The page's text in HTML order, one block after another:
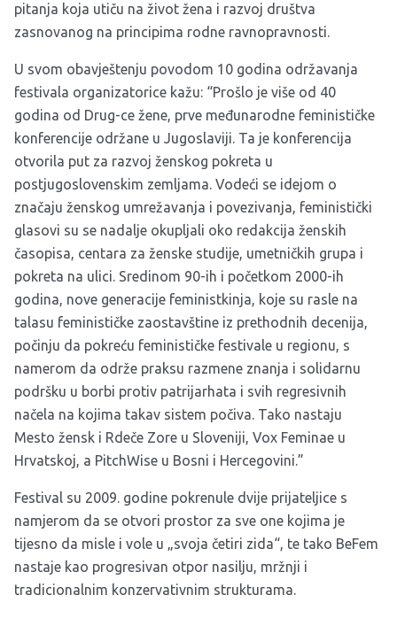
pitanja koja utiču na život žena i razvoj društva
zasnovanog na principima rodne ravnopravnosti.
U svom obavještenju povodom 10 godina održavanja
festivala organizatorice kažu: “Prošlo je više od 40
godina od Drug-ce žene, prve međunarodne feminističke
konferencije održane u Jugoslaviji. Ta je konferencija
otvorila put za razvoj ženskog pokreta u
postjugoslovenskim zemljama. Vodeći se idejom o
značaju ženskog umrežavanja i povezivanja, feministički
glasovi su se nadalje okupljali oko redakcija ženskih
časopisa, centara za ženske studije, umetničkih grupa i
pokreta na ulici. Sredinom 90-ih i početkom 2000-ih
godina, nove generacije feministkinja, koje su rasle na
talasu feminističke zaostavštine iz prethodnih decenija,
počinju da pokreću feminističke festivale u regionu, s
namerom da održe praksu razmene znanja i solidarnu
podršku u borbi protiv patrijarhata i svih regresivnih
načela na kojima takav sistem počiva. Tako nastaju
Mesto žensk i Rdeče Zore u Sloveniji, Vox Feminae u
Hrvatskoj, a PitchWise u Bosni i Hercegovini.”
Festival su 2009. godine pokrenule dvije prijateljice s
namjerom da se otvori prostor za sve one kojima je
tijesno da misle i vole u „svoja četiri zida“, te tako BeFem
nastaje kao progresivan otpor nasilju, mržnji i
tradicionalnim konzervativnim strukturama.